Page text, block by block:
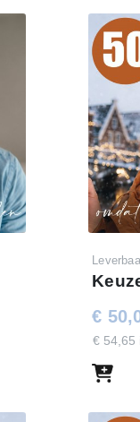
€
€ 54,65